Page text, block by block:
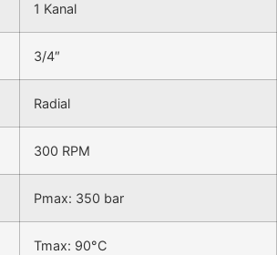
1 Kanal
3/4″
Radial
300 RPM
Pmax: 350 bar
Tmax: 90°C